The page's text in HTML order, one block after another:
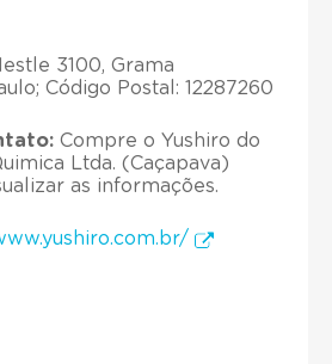
3100, Grama
Código Postal: 12287260
Compre o Yushiro do
Ltda. (Caçapava)
as informações.